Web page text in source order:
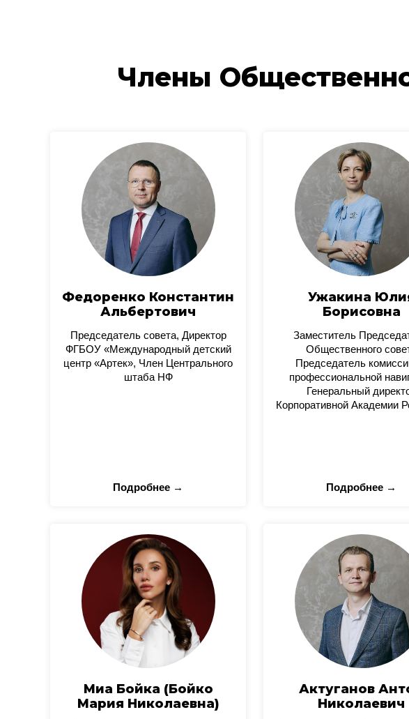
Члены
Федоренко Константин
Альбертович
Председатель совета, Директор
ФГБОУ «Международный детский
центр «Артек», Член Центрального
штаба НФ
Подробнее →
Ужакина
Борисовна
Заместитель
Общественного
Председатель
профессиональной
Генеральный
Корпоративной Академии
Подробнее →
Миа Бойка (Бойко
Мария Николаевна)
Актуганов
Николаевич